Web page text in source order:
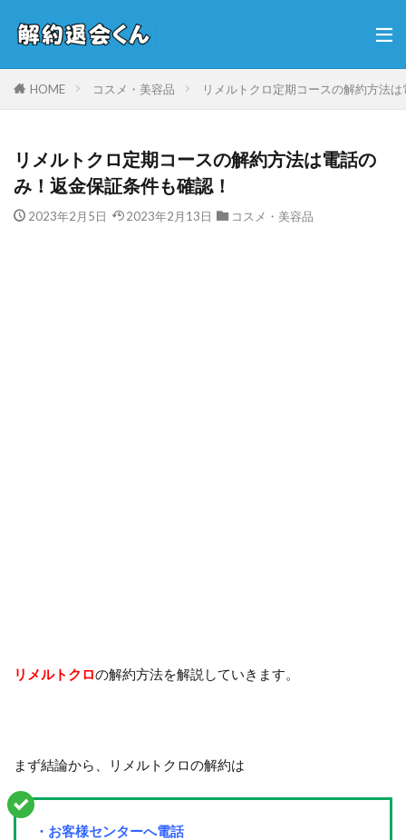
HOME コスメ・美容品 リメルトクロ定期コースの解約方法
リメルトクロ定期コースの解約方法は電話の
み！返金保証条件も確認！
2023年2月5日 2023年2月13日 コスメ・美容品
リメルトクロの解約方法を解説していきます。
まず結論から、リメルトクロの解約は
・お客様センターへ電話